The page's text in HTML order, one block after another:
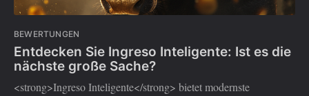
BEWERTUNGEN
Entdecken Sie Ingreso Inteligente: Ist es die
nächste große Sache?
<strong>Ingreso Inteligente</strong> bietet modernste